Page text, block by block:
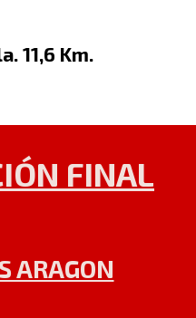
11,6 Km.
FINAL
ARAGON